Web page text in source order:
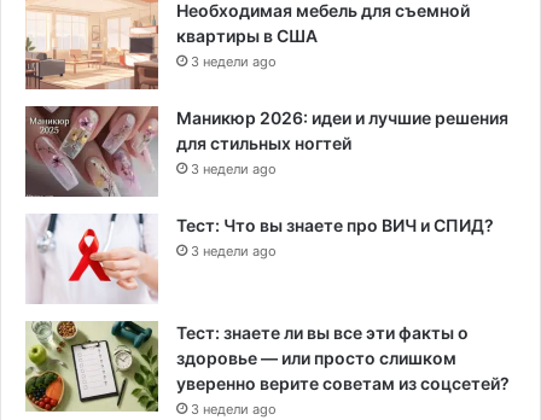
Необходимая мебель для съемной
квартиры в США
3 недели ago
Маникюр 2026: идеи и лучшие решения
для стильных ногтей
3 недели ago
Тест: Что вы знаете про ВИЧ и СПИД?
3 недели ago
Тест: знаете ли вы все эти факты о
здоровье — или просто слишком
уверенно верите советам из соцсетей?
3 недели ago